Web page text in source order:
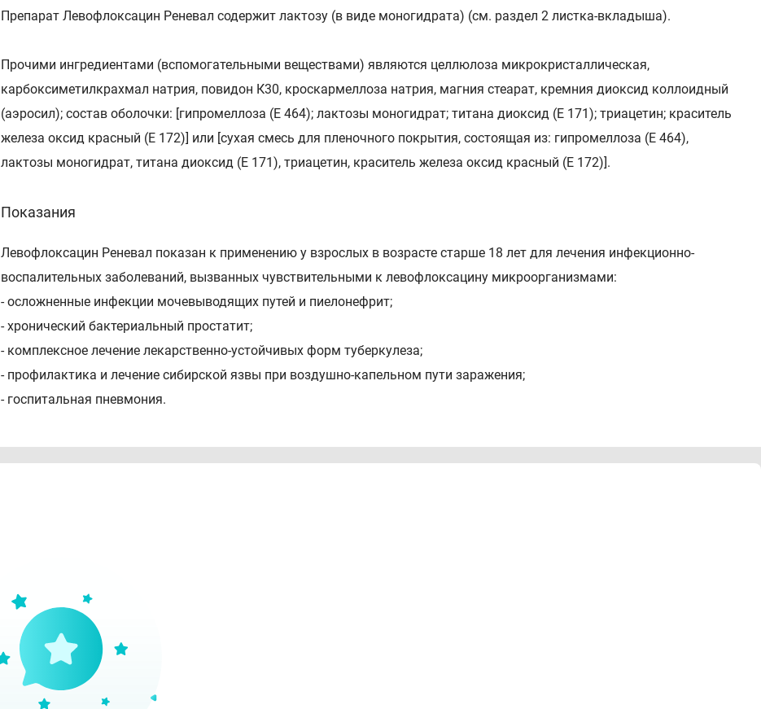
Препарат Левофлоксацин Реневал содержит лактозу (в виде моногидрата) (см. раздел 2 листка-вкладыша).
Прочими ингредиентами (вспомогательными веществами) являются целлюлоза микрокристаллическая,
карбоксиметилкрахмал натрия, повидон К30, кроскармеллоза натрия, магния стеарат, кремния диоксид коллоидный
(аэросил); состав оболочки: [гипромеллоза (Е 464); лактозы моногидрат; титана диоксид (Е 171); триацетин; краситель
железа оксид красный (Е 172)] или [сухая смесь для пленочного покрытия, состоящая из: гипромеллоза (Е 464),
лактозы моногидрат, титана диоксид (Е 171), триацетин, краситель железа оксид красный (Е 172)].
Показания
Левофлоксацин Реневал показан к применению у взрослых в возрасте старше 18 лет для лечения инфекционно-
воспалительных заболеваний, вызванных чувствительными к левофлоксацину микроорганизмами:
- осложненные инфекции мочевыводящих путей и пиелонефрит;
- хронический бактериальный простатит;
- комплексное лечение лекарственно-устойчивых форм туберкулеза;
- профилактика и лечение сибирской язвы при воздушно-капельном пути заражения;
- госпитальная пневмония.
Для лечения следующих инфекционно-воспалительных заболеваний левофлоксацин может применяться только в
- неосложненный цистит.
Если улучшение не наступило или Вы чувствуете ухудшение, необходимо обратиться к врачу.
Противопоказания